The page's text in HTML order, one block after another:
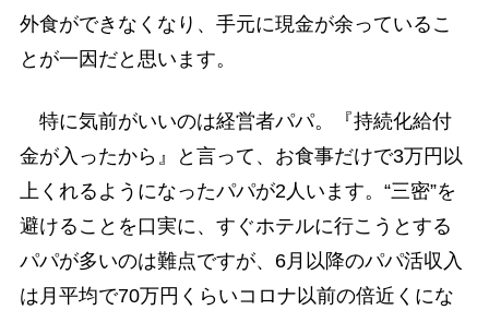
外食ができなくなり、手元に現金が余っているこ
とが一因だと思います。
特に気前がいいのは経営者パパ。『持続化給付
金が入ったから』と言って、お食事だけで3万円以
上くれるようになったパパが2人います。“三密”を
避けることを口実に、すぐホテルに行こうとする
パパが多いのは難点ですが、6月以降のパパ活収入
は月平均で70万円くらいコロナ以前の倍近くにな